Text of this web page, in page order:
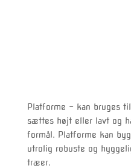
Platforme – kan bruges
sættes højt eller lavt og
formål. Platforme kan
utrolig robuste og
træer.